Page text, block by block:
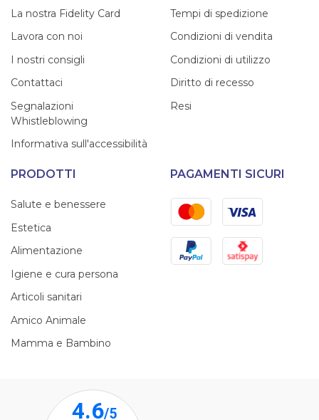
La nostra Fidelity Card
Lavora con noi
I nostri consigli
Contattaci
Segnalazioni
Whistleblowing
Informativa sull'accessibilità
Tempi di spedizione
Condizioni di vendita
Condizioni di utilizzo
Diritto di recesso
Resi
PRODOTTI
Salute e benessere
Estetica
Alimentazione
Igiene e cura persona
Articoli sanitari
Amico Animale
Mamma e Bambino
PAGAMENTI SICURI
MastercardVisa
PayPal Satispay